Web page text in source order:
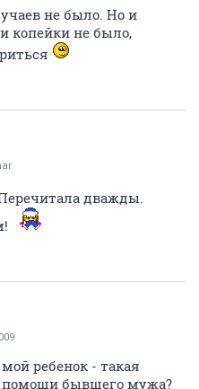
не было. Но и
копейки не было,
дважды.
ребенок - такая
помощи бывшего мужа?